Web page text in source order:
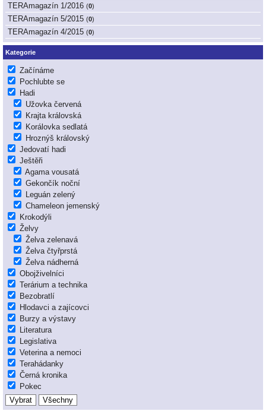
TERAmagazín 1/2016 (0)
TERAmagazín 5/2015 (0)
TERAmagazín 4/2015 (0)
Kategorie
Začínáme
Pochlubte se
Hadi
Užovka červená
Krajta královská
Korálovka sedlatá
Hroznýš královský
Jedovatí hadi
Ještěři
Agama vousatá
Gekončík noční
Leguán zelený
Chameleon jemenský
Krokodýli
Želvy
Želva zelenavá
Želva čtyřprstá
Želva nádherná
Obojživelníci
Terárium a technika
Bezobratlí
Hlodavci a zajícovci
Burzy a výstavy
Literatura
Legislativa
Veterina a nemoci
Terahádanky
Černá kronika
Pokec